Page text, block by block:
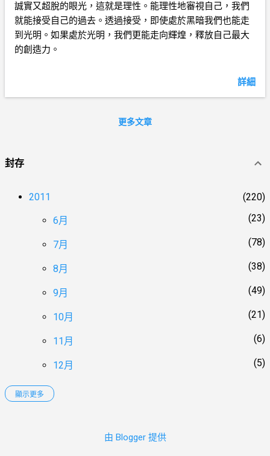
誠實又超脫的眼光，這就是理性。能理性地審視自己，我們
就能接受自己的過去。透過接受，即使處於黑暗我們也能走
到光明。如果處於光明，我們更能走向輝煌，釋放自己最大
的創造力。
詳細
更多文章
封存
2011 220
6月 23
7月 78
8月 38
9月 49
10月 21
11月 6
12月 5
2012
顯示更多
由 Blogger 提供